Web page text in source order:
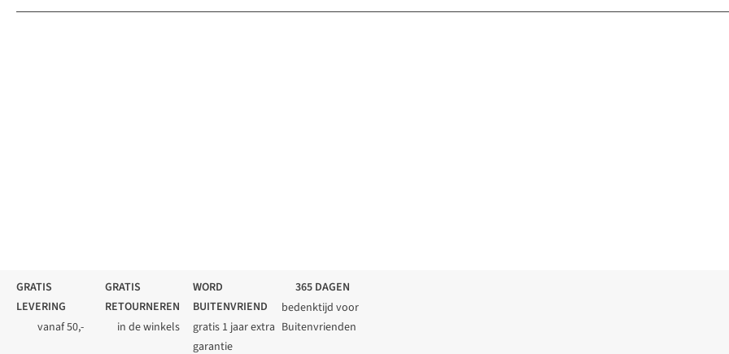
GRATIS
LEVERING
vanaf 50,-
GRATIS
RETOURNEREN
in de winkels
WORD
BUITENVRIEND
gratis 1 jaar extra
garantie
365 DAGEN
bedenktijd voor
Buitenvrienden